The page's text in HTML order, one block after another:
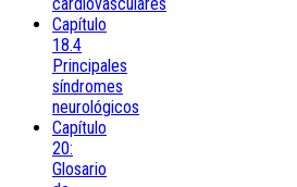
Capítulo
18.4
Principales
síndromes
neurológicos
Capítulo
20:
Glosario